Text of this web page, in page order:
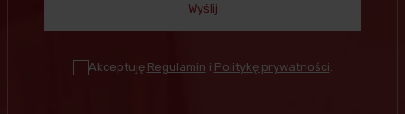
Wyślij
Akceptuję Regulamin i Politykę prywatności.